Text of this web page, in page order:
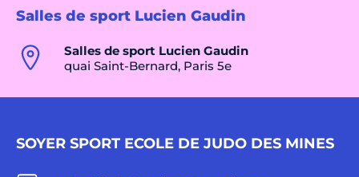
Salles de sport Lucien Gaudin
Salles de sport Lucien Gaudin
quai Saint-Bernard, Paris 5e
SOYER SPORT ECOLE DE JUDO DES MINES